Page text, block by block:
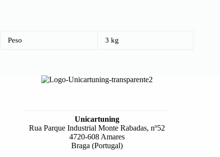
Peso 3 kg
Unicartuning
Rua Parque Industrial Monte Rabadas, nº52
4720-608 Amares
Braga (Portugal)